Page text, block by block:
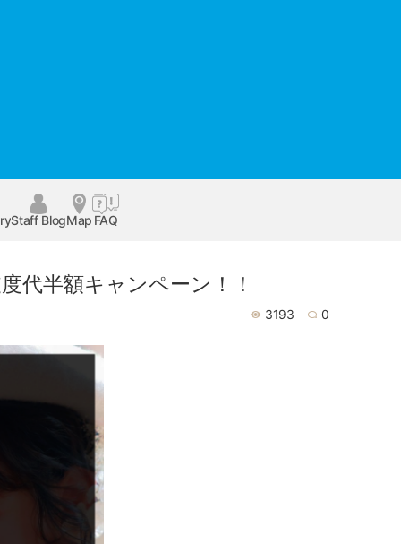
Staff BlogMap FAQ
代半額キャンペーン！！
3193 0